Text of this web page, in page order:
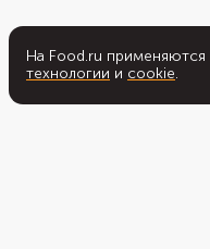
На Food.ru применяются
технологии и cookie.